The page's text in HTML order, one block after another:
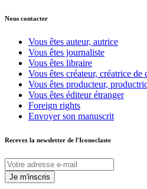
Nous contacter
Vous êtes auteur, autrice
Vous êtes journaliste
Vous êtes libraire
Vous êtes créateur, créatrice de
Vous êtes producteur,
Vous êtes éditeur étranger
Foreign rights
Envoyer son manuscrit
Recevez la newsletter de l'Iconoclaste
Je m'inscris